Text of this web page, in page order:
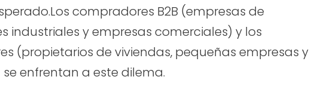
compradores B2B (empresas de
industriales y empresas comerciales) y los
(propietarios de viviendas, pequeñas empresas y
enfrentan a este dilema.